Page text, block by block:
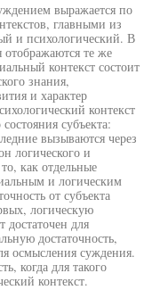
выражается по
главными из
и психологический. В
отображаются те же
контекст состоит
знания,
и характер
контекст
субъекта:
вызываются через
логического и
как отдельные
и логическим
от субъекта
логическую
достаточен для
достаточность,
осмысления суждения.
когда для такого
контекст.